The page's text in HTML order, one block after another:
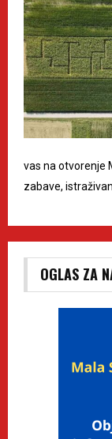
vas na otvorenje
zabave,
OGLAS ZA